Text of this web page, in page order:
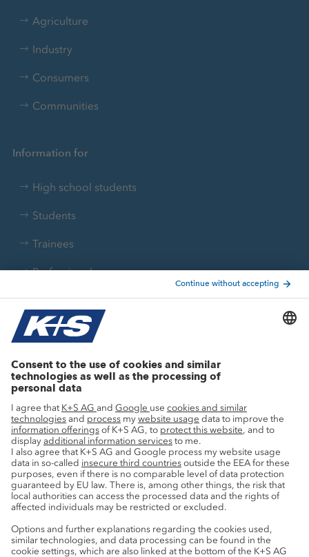
Agriculture
Industry
Consumers
Communities
Information for
High school students
Students
Trainees
Professionals
Current topics
Innovation
Sustainability
Service
Press contacts
Mining glossary